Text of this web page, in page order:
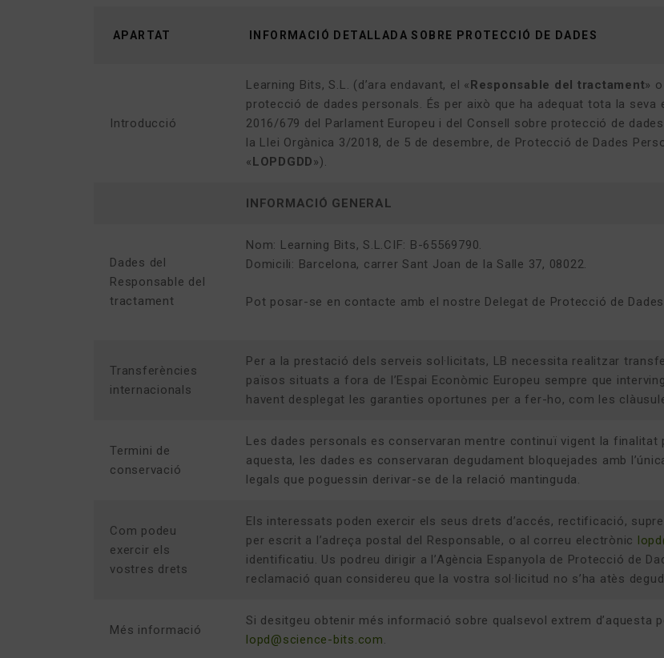
APARTAT INFORMACIÓ DETALLADA SOBRE PROTECCIÓ DE DADES
Introducció
Learning Bits, S.L. (d’ara endavant, el «Responsable del tractament» o
protecció de dades personals. És per això que ha adequat tota la seva
2016/679 del Parlament Europeu i del Consell sobre protecció de
la Llei Orgànica 3/2018, de 5 de desembre, de Protecció de Dades
«LOPDGDD»).
INFORMACIÓ GENERAL
Dades del
Responsable del
tractament
Nom: Learning Bits, S.L.CIF: B-65569790.
Domicili: Barcelona, carrer Sant Joan de la Salle 37, 08022.
Pot posar-se en contacte amb el nostre Delegat de Protecció de
Transferències
internacionals
Per a la prestació dels serveis sol·licitats, LB necessita realitzar
països situats a fora de l’Espai Econòmic Europeu sempre que
havent desplegat les garanties oportunes per a fer-ho, com les
Termini de
conservació
Les dades personals es conservaran mentre continuï vigent la
aquesta, les dades es conservaran degudament bloquejades amb
legals que poguessin derivar-se de la relació mantinguda.
Com podeu
exercir els
vostres drets
Els interessats poden exercir els seus drets d’accés, rectificació,
per escrit a l’adreça postal del Responsable, o al correu electrònic
identificatiu. Us podreu dirigir a l’Agència Espanyola de Protecció de
reclamació quan considereu que la vostra sol·licitud no s’ha atès
Més informació
Si desitgeu obtenir més informació sobre qualsevol extrem d’aquesta
lopd@science-bits.com.